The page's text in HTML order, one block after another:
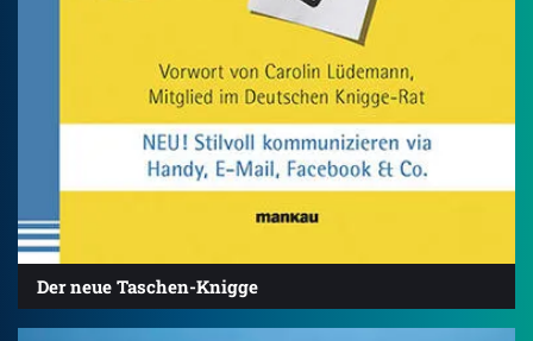
Der neue Taschen-Knigge